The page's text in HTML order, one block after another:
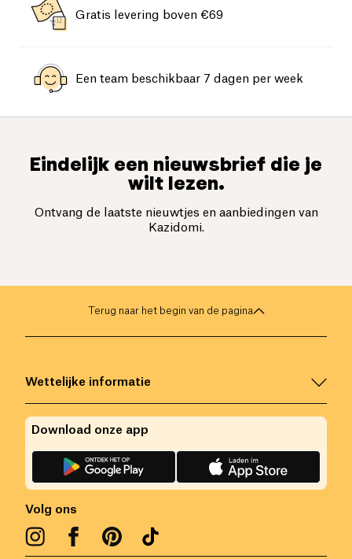
Gratis levering boven €69
Een team beschikbaar 7 dagen per week
Eindelijk een nieuwsbrief die je
wilt lezen.
Ontvang de laatste nieuwtjes en aanbiedingen van
Kazidomi.
Terug naar het begin van de pagina
Wettelijke informatie
Volg ons
Download onze app